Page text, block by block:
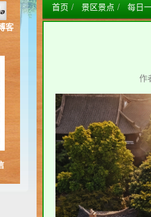
客
首页 景区景点 每日
作